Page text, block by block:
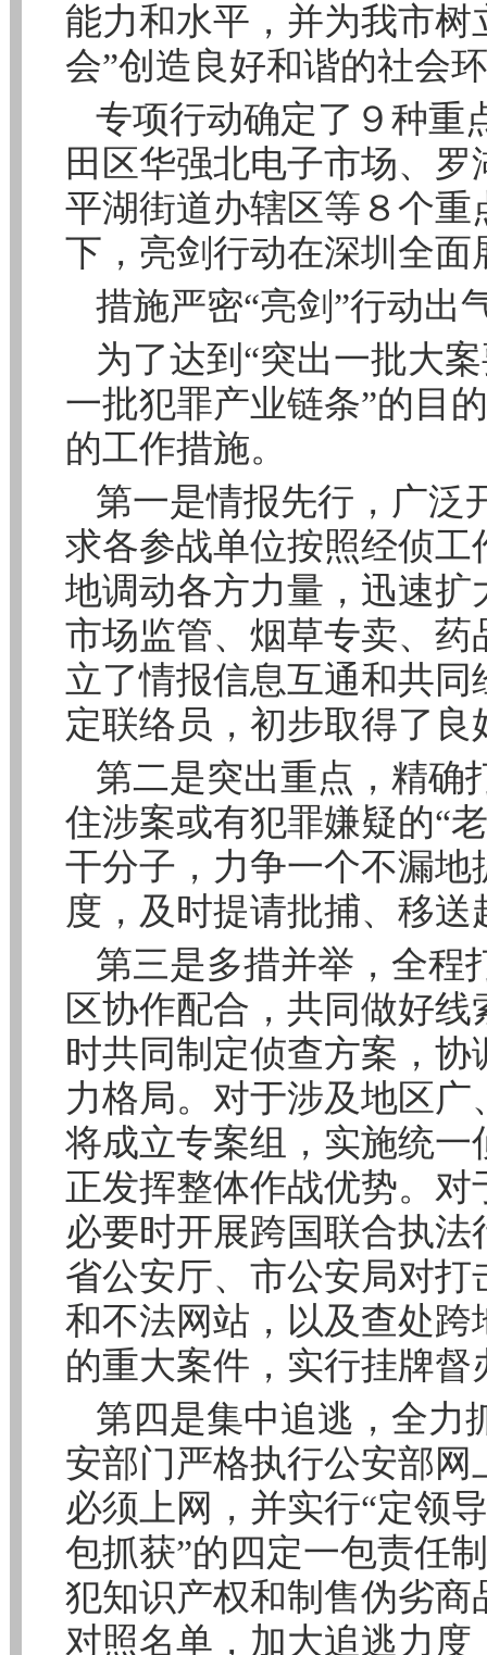
能力和水平，并为我市树
会”创造良好和谐的社会
专项行动确定了９种重
田区华强北电子市场、
平湖街道办辖区等８个
下，亮剑行动在深圳全面
措施严密“亮剑”行动出
为了达到“突出一批大
一批犯罪产业链条”的目
的工作措施。
第一是情报先行，广泛
求各参战单位按照经侦工
地调动各方力量，迅速
市场监管、烟草专卖、
立了情报信息互通和共
定联络员，初步取得了良
第二是突出重点，精确
住涉案或有犯罪嫌疑的“
干分子，力争一个不漏
度，及时提请批捕、移
第三是多措并举，全程
区协作配合，共同做好
时共同制定侦查方案，
力格局。对于涉及地区
将成立专案组，实施统
正发挥整体作战优势。
必要时开展跨国联合执
省公安厅、市公安局对
和不法网站，以及查处
的重大案件，实行挂牌督
第四是集中追逃，全力
安部门严格执行公安部
必须上网，并实行“定领
包抓获”的四定一包责任
犯知识产权和制售伪劣
对照名单，加大追逃力